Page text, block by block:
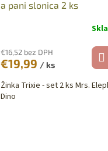
a pani slonica 2 ks
€16,52 bez DPH
€19,99 / ks
Žinka Trixie - set 2 ks Mrs.
Dino